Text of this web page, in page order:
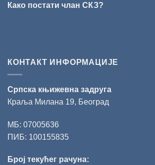
поезију
Како постати члан СКЗ?
КОНТАКТ ИНФОРМАЦИЈЕ
Српска књижевна задруга
Краља Милана 19, Београд
МБ: 07005636
ПИБ: 100155835
Број текућег рачуна: